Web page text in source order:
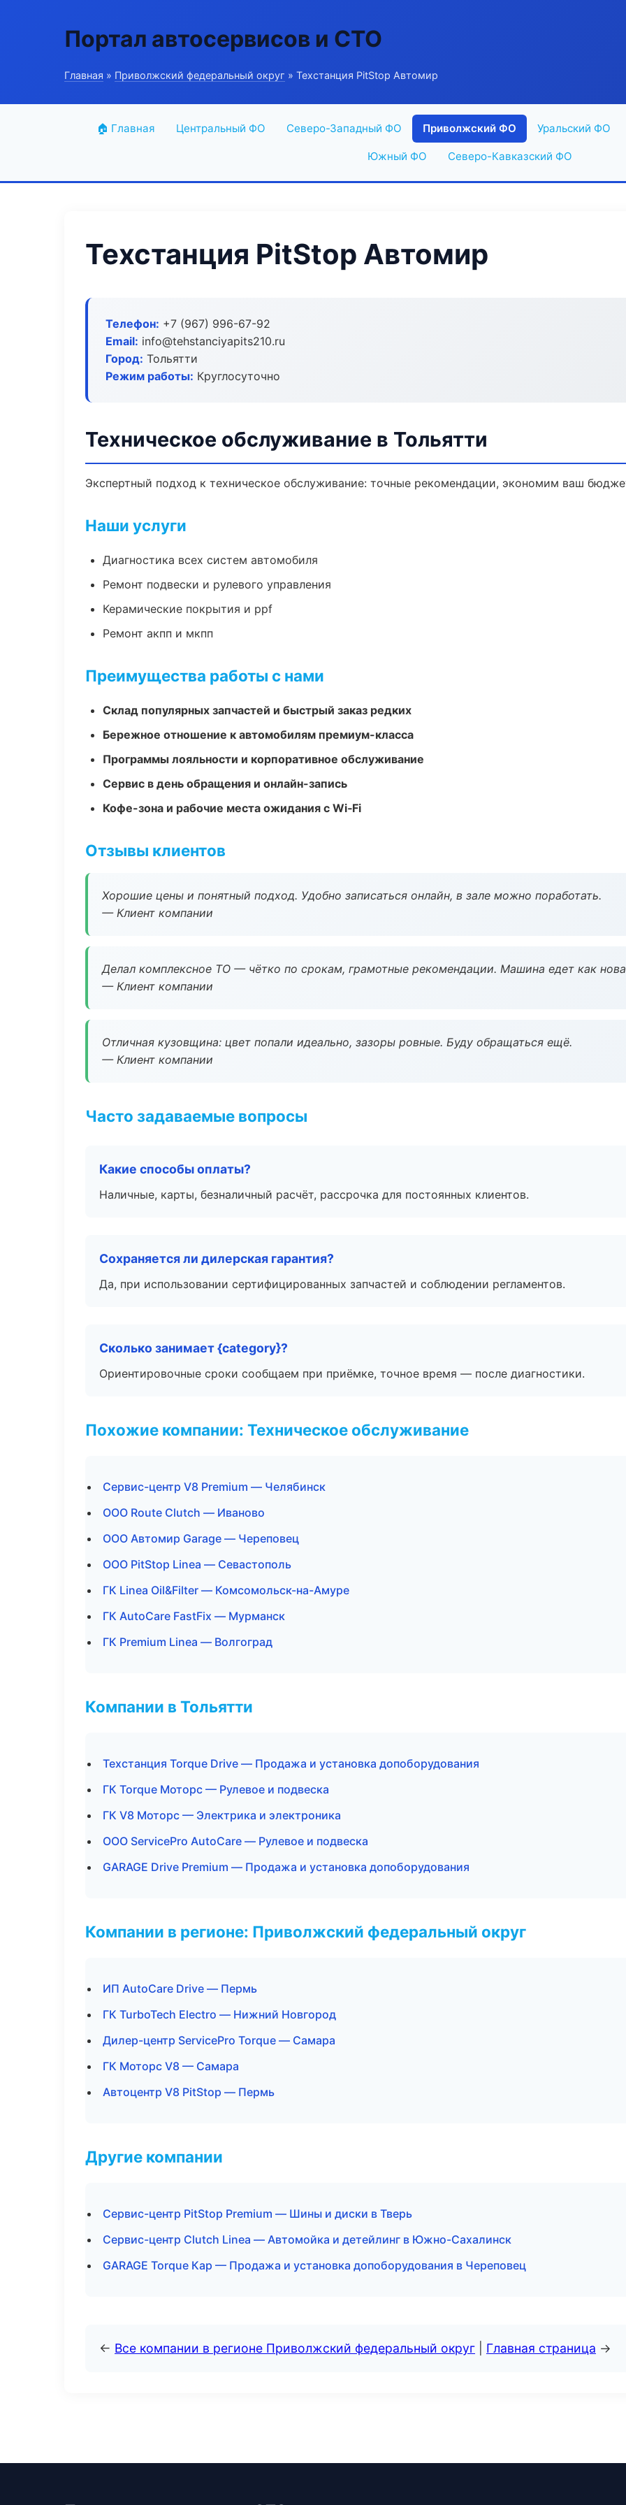
Портал автосервисов и СТО
Главная » Приволжский федеральный округ » Техстанция PitStop Автомир
🏠 Главная Центральный ФО Северо-Западный ФО Приволжский ФО Уральский ФО
Южный ФО Северо-Кавказский ФО
Техстанция PitStop Автомир
Телефон: +7 (967) 996-67-92
Email: info@tehstanciyapits210.ru
Город: Тольятти
Режим работы: Круглосуточно
Техническое обслуживание в Тольятти
Экспертный подход к техническое обслуживание: точные рекомендации, экономим ваш
Наши услуги
Диагностика всех систем автомобиля
Ремонт подвески и рулевого управления
Керамические покрытия и ppf
Ремонт акпп и мкпп
Преимущества работы с нами
Склад популярных запчастей и быстрый заказ редких
Бережное отношение к автомобилям премиум-класса
Программы лояльности и корпоративное обслуживание
Сервис в день обращения и онлайн-запись
Кофе-зона и рабочие места ожидания с Wi‑Fi
Отзывы клиентов
Хорошие цены и понятный подход. Удобно записаться онлайн, в зале можно поработать.
— Клиент компании
Делал комплексное ТО — чётко по срокам, грамотные рекомендации. Машина едет как
— Клиент компании
Отличная кузовщина: цвет попали идеально, зазоры ровные. Буду обращаться ещё.
— Клиент компании
Часто задаваемые вопросы
Какие способы оплаты?
Наличные, карты, безналичный расчёт, рассрочка для постоянных клиентов.
Сохраняется ли дилерская гарантия?
Да, при использовании сертифицированных запчастей и соблюдении регламентов.
Сколько занимает {category}?
Ориентировочные сроки сообщаем при приёмке, точное время — после диагностики.
Похожие компании: Техническое обслуживание
Сервис-центр V8 Premium — Челябинск
ООО Route Clutch — Иваново
ООО Автомир Garage — Череповец
ООО PitStop Linea — Севастополь
ГК Linea Oil&Filter — Комсомольск-на-Амуре
ГК AutoCare FastFix — Мурманск
ГК Premium Linea — Волгоград
Компании в Тольятти
Техстанция Torque Drive — Продажа и установка допоборудования
ГК Torque Моторс — Рулевое и подвеска
ГК V8 Моторс — Электрика и электроника
ООО ServicePro AutoCare — Рулевое и подвеска
GARAGE Drive Premium — Продажа и установка допоборудования
Компании в регионе: Приволжский федеральный округ
ИП AutoCare Drive — Пермь
ГК TurboTech Electro — Нижний Новгород
Дилер-центр ServicePro Torque — Самара
ГК Моторс V8 — Самара
Автоцентр V8 PitStop — Пермь
Другие компании
Сервис-центр PitStop Premium — Шины и диски в Тверь
Сервис-центр Clutch Linea — Автомойка и детейлинг в Южно-Сахалинск
GARAGE Torque Кар — Продажа и установка допоборудования в Череповец
← Все компании в регионе Приволжский федеральный округ Главная страница →